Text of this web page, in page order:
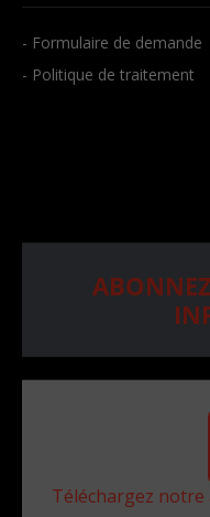
- Formulaire de demande
- Politique de traitement
Téléchargez